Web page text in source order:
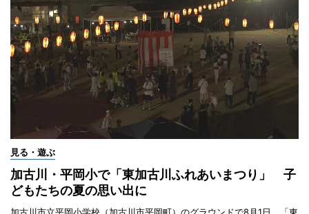
見る・遊ぶ
加古川・平岡小で「東加古川ふれあいまつり」 子
どもたちの夏の思い出に
加古川市立平岡小学校（加古川市平岡町）のグラウンドで8月1日、「東